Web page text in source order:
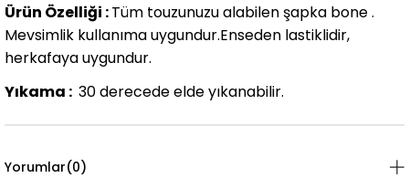
Ürün Özelliği :Tüm touzunuzu alabilen şapka bone .
Mevsimlik kullanıma uygundur.Enseden lastiklidir,
herkafaya uygundur.
Yıkama : 30 derecede elde yıkanabilir.
Yorumlar(0)